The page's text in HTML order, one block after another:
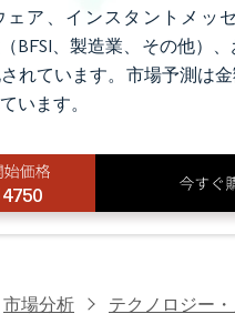
ェア、インスタントメッ
BFSI、製造業、その他）
れています。市場予測は金
います。
4750
市場分析 テクノロジー